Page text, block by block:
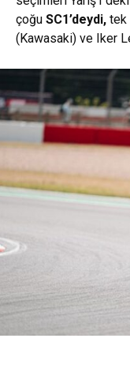
çoğu SC1’deydi, tek
(Kawasaki) ve Iker